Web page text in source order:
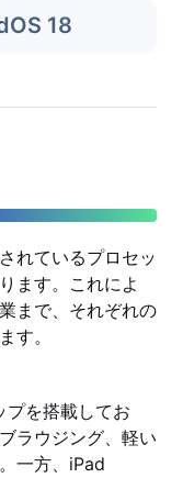
18
れているプロセッ
ます。これによ
まで、それぞれの
す。
を搭載してお
ラウジング、軽い
一方、iPad